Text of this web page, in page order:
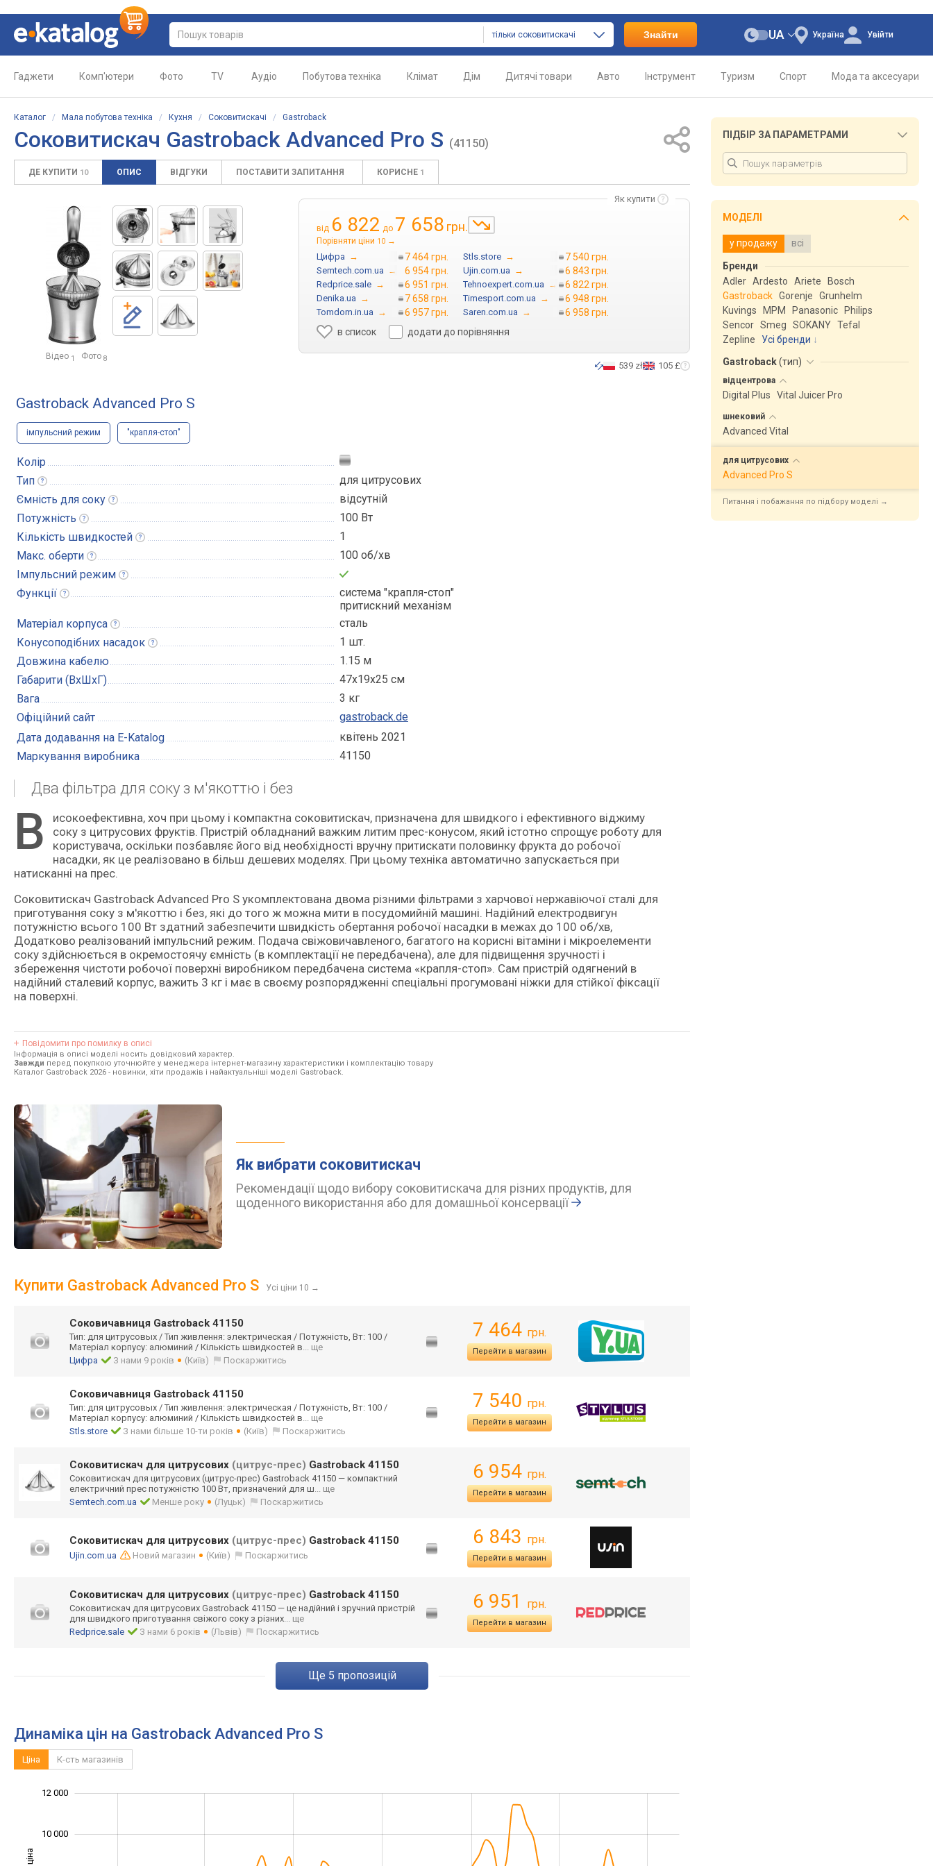
тільки соковитискачі Знайти Україна
UA Увійти
Гаджети Комп'ютери Фото TV Аудіо Побутова техніка Клімат Дім Дитячі товари Авто Інструмент Туризм Спорт Мода та аксесуари
Каталог / Мала побутова техніка / Кухня / Соковитискачі / Gastroback
Соковитискач Gastroback Advanced Pro S (41150)
ДЕ КУПИТИ 10 ОПИС ВІДГУКИ ПОСТАВИТИ ЗАПИТАННЯ КОРИСНЕ 1
Відео 1 Фото 8
Як купити
від 6 822 до 7 658 грн.
Порівняти ціни 10 →
Цифра → 7 464 грн. Stls.store → 7 540 грн.
Semtech.com.ua → 6 954 грн. Ujin.com.ua → 6 843 грн.
Redprice.sale → 6 951 грн. Tehnoexpert.com.ua → 6 822 грн.
Denika.ua → 7 658 грн. Timesport.com.ua → 6 948 грн.
Tomdom.in.ua → 6 957 грн. Saren.com.ua →
6 958 грн.
в список
додати до порівняння
539 zł 105 £
Gastroback Advanced Pro S
імпульсний режим "крапля-стоп"
Колір
Тип
для цитрусових
Ємність для соку
відсутній
Потужність
100 Вт
Кількість швидкостей
1
Макс. оберти
100 об/хв
Імпульсний режим
Функції
система "крапля-стоп"
притискний механізм
Матеріал корпуса
сталь
Конусоподібних насадок
1 шт.
Довжина кабелю
1.15 м
Габарити (ВxШxГ)
47x19x25 см
Вага
3 кг
Офіційний сайт
gastroback.de
Дата додавання на E-Katalog
квітень 2021
Маркування виробника
41150
Два фільтра для соку з м'якоттю і без
В
исокоефективна, хоч при цьому і компактна соковитискач, призначена для швидкого і ефективного віджиму
соку з цитрусових фруктів. Пристрій обладнаний важким литим прес-конусом, який істотно спрощує роботу для
користувача, оскільки позбавляє його від необхідності вручну притискати половинку фрукта до робочої
насадки, як це реалізовано в більш дешевих моделях. При цьому техніка автоматично запускається при
натисканні на прес.
Соковитискач Gastroback Advanced Pro S укомплектована двома різними фільтрами з харчової нержавіючої сталі для
приготування соку з м'якоттю і без, які до того ж можна мити в посудомийній машині. Надійний електродвигун
потужністю всього 100 Вт здатний забезпечити швидкість обертання робочої насадки в межах до 100 об/хв,
Додатково реалізований імпульсний режим. Подача свіжовичавленого, багатого на корисні вітаміни і мікроелементи
соку здійснюється в окремостоячу ємність (в комплектації не передбачена), але для підвищення зручності і
збереження чистоти робочої поверхні виробником передбачена система «крапля-стоп». Сам пристрій одягнений в
надійний сталевий корпус, важить 3 кг і має в своєму розпорядженні спеціальні прогумовані ніжки для стійкої фіксації
на поверхні.
Повідомити про помилку в описі
Інформація в описі моделі носить довідковий характер.
Завжди перед покупкою уточнюйте у менеджера інтернет-магазину характеристики і комплектацію товару
Каталог Gastroback 2026 - новинки, хіти продажів і найактуальніші моделі Gastroback.
Як вибрати соковитискач
Рекомендації щодо вибору соковитискача для різних продуктів, для
щоденного використання або для домашньої консервації
Купити Gastroback Advanced Pro S Усі ціни 10 →
Соковичавниця Gastroback 41150
Тип: для цитрусовых / Тип живлення: электрическая / Потужність, Вт: 100 /
Матеріал корпусу: алюминий / Кількість швидкостей в... ще
Цифра
З нами 9 років (Київ) Поскаржитись
7 464 грн.
Перейти в магазин
Соковичавниця Gastroback 41150
Тип: для цитрусовых / Тип живлення: электрическая / Потужність, Вт: 100 /
Матеріал корпусу: алюминий / Кількість швидкостей в... ще
Stls.store
З нами більше 10-ти років (Київ) Поскаржитись
7 540 грн.
Перейти в магазин
Соковитискач для цитрусових (цитрус-прес) Gastroback 41150
Соковитискач для цитрусових (цитрус-прес) Gastroback 41150 — компактний
електричний прес потужністю 100 Вт, призначений для ш... ще
Semtech.com.ua
Менше року (Луцьк) Поскаржитись
6 954 грн.
Перейти в магазин
Соковитискач для цитрусових (цитрус-прес) Gastroback 41150
Ujin.com.ua Новий магазин (Київ) Поскаржитись
6 843 грн.
Перейти в магазин
Соковитискач для цитрусових (цитрус-прес) Gastroback 41150
Соковитискач для цитрусових Gastroback 41150 — це надійний і зручний пристрій
для швидкого приготування свіжого соку з різних... ще
Redprice.sale
З нами 6 років (Львів) Поскаржитись
6 951 грн.
Перейти в магазин
ще 5 пропозицій
Динаміка цін на Gastroback Advanced Pro S
Ціна К-сть магазинів
10 000
12 000
ПІДБІР ЗА ПАРАМЕТРАМИ
МОДЕЛІ
у продажу всі
Бренди
Adler Ardesto Ariete
Bosch
Gastroback Gorenje
Grunhelm
Kuvings
MPM Panasonic
Philips
Sencor Smeg SOKANY Tefal
Zepline
Усі бренди
Gastroback(тип)
відцентрова
Digital Plus Vital Juicer Pro
шнековий
Advanced Vital
для цитрусових
Advanced Pro S
Питання і побажання по підбору моделі →